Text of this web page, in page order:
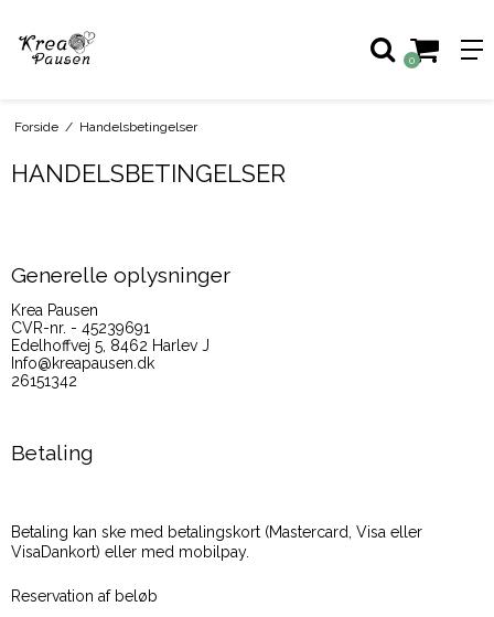
0
Forside / Handelsbetingelser
HANDELSBETINGELSER
Generelle oplysninger
Krea Pausen
CVR-nr. - 45239691
Edelhoffvej 5, 8462 Harlev J
Info@kreapausen.dk
26151342
Betaling
Betaling kan ske med betalingskort (Mastercard, Visa eller
VisaDankort) eller med mobilpay.
Reservation af beløb